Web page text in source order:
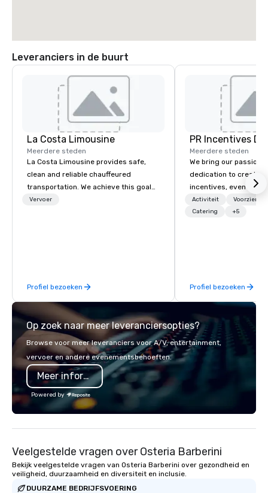
Leveranciers in de buurt
La Costa Limousine
Meerdere steden
La Costa Limousine provides safe,
clean and reliable chauffeured
transportation. We achieve this goal
with highly trained chauffeurs, the
late model luxury vehicles to the
highly experienced and professional
team of chauffeurs and support staff;
you will know quality when you travel
with La Costa Limousine.
Vervoer
Profiel bezoeken
PR Incentives
Meerdere steden
We bring our passion,
dedication to create
incentives, events,
meetings, product
luxury travel
Activiteit
Catering
+5
Profiel bezoeken
Op zoek naar meer leveranciersopties?
Browse voor meer leveranciers voor A/V, entertainment,
vervoer en andere evenementsbehoeften.
Meer informatie
Powered by
Veelgestelde vragen over Osteria Barberini
Bekijk veelgestelde vragen van Osteria Barberini over gezondheid en
veiligheid, duurzaamheid en diversiteit en inclusie.
DUURZAME BEDRIJFSVOERING